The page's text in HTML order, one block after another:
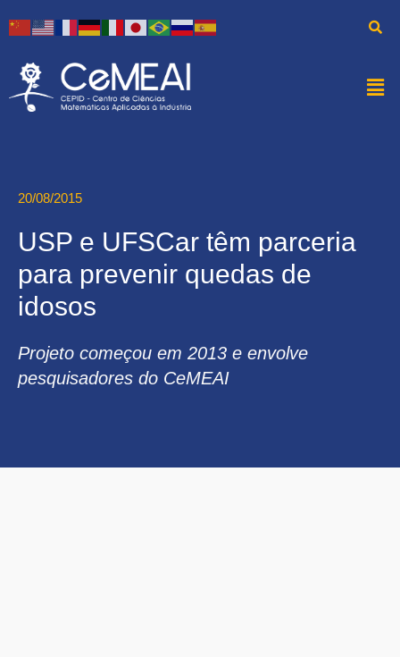
20/08/2015
USP e UFSCar têm parceria
para prevenir quedas de
idosos
Projeto começou em 2013 e envolve
pesquisadores do CeMEAI